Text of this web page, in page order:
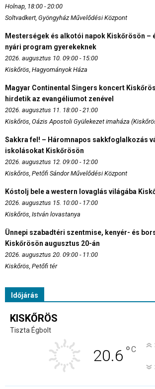
Holnap, 18:00 - 20:00
Soltvadkert, Gyöngyház Művelődési Központ
Mesterségek és alkotói napok Kiskőrösön –
nyári program gyerekeknek
2026. augusztus 10. 09:00 - 15:00
Kiskőrös, Hagyományok Háza
Magyar Continental Singers koncert
hirdetik az evangéliumot zenével
2026. augusztus 11. 18:00 - 21:00
Kiskőrös, Oázis Apostoli Gyülekezet imaháza
Sakkra fel! – Háromnapos sakkfoglalkozás
iskolásokat Kiskőrösön
2026. augusztus 12. 09:00 - 12:00
Kiskőrös, Petőfi Sándor Művelődési Központ
Kóstolj bele a western lovaglás világába
2026. augusztus 15. 10:00 - 17:00
Kiskőrös, István lovastanya
Ünnepi szabadtéri szentmise, kenyér- és
Kiskőrösön augusztus 20-án
2026. augusztus 20. 09:00 - 11:00
Kiskőrös, Petőfi tér
Időjárás
KISKŐRÖS
Tiszta Égbolt
20.6 °C